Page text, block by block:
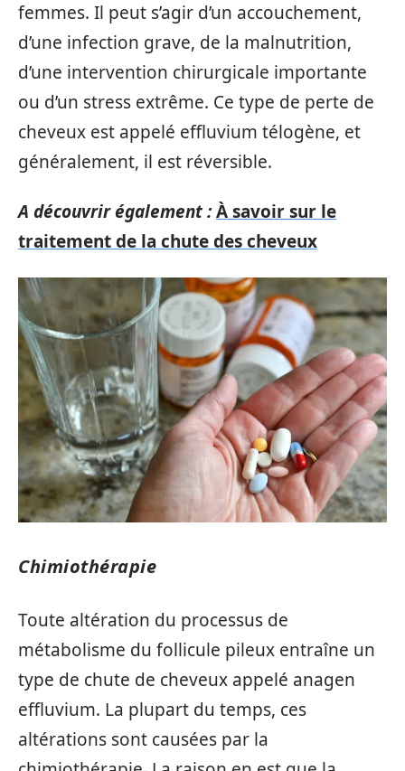
femmes. Il peut s’agir d’un accouchement,
d’une infection grave, de la malnutrition,
d’une intervention chirurgicale importante
ou d’un stress extrême. Ce type de perte de
cheveux est appelé effluvium télogène, et
généralement, il est réversible.
A découvrir également :À savoir sur le
traitement de la chute des cheveux
Chimiothérapie
Toute altération du processus de
métabolisme du follicule pileux entraîne un
type de chute de cheveux appelé anagen
effluvium. La plupart du temps, ces
altérations sont causées par la